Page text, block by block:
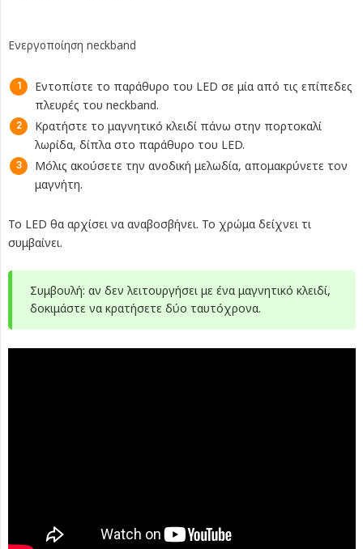
Ενεργοποίηση neckband
Εντοπίστε το παράθυρο του LED σε μία από τις επίπεδες
πλευρές του neckband.
Κρατήστε το μαγνητικό κλειδί πάνω στην πορτοκαλί
λωρίδα, δίπλα στο παράθυρο του LED.
Μόλις ακούσετε την ανοδική μελωδία, απομακρύνετε τον
μαγνήτη.
Το LED θα αρχίσει να αναβοσβήνει. Το χρώμα δείχνει τι
συμβαίνει.
Συμβουλή: αν δεν λειτουργήσει με ένα μαγνητικό κλειδί,
δοκιμάστε να κρατήσετε δύο ταυτόχρονα.